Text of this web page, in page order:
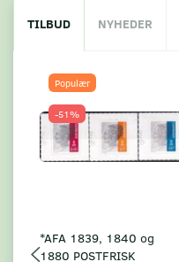
TILBUD NYHEDER
Populær
-51%
*AFA 1839, 1840 og
1880 POSTFRISK